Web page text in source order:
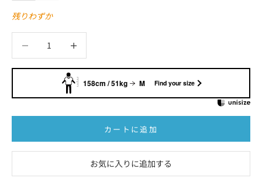
残りわずか
158cm / 51kg M Find your size
カートに追加
お気に入りに追加する